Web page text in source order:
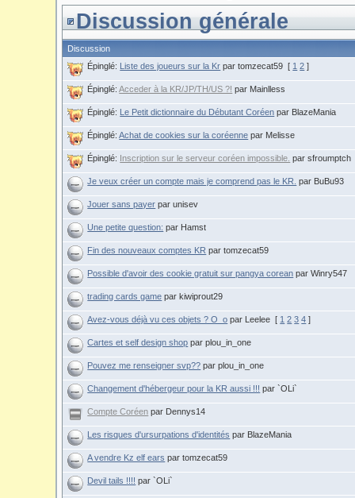
Discussion générale
Discussion
Épinglé: Liste des joueurs sur la Kr par tomzecat59 [ 1 2 ]
Épinglé:Acceder à la KR/JP/TH/US ?! par Mainlless
Épinglé: Le Petit dictionnaire du Débutant Coréen par BlazeMania
Épinglé:Achat de cookies sur la coréenne par Melisse
Épinglé: Inscription sur le serveur coréen impossible. par sfroumptch
Je veux créer un compte mais je comprend pas le KR. par BuBu93
Jouer sans payer par unisev
Une petite question: par Hamst
Fin des nouveaux comptes KR par tomzecat59
Possible d'avoir des cookie gratuit sur pangya corean par Winry547
trading cards game par kiwiprout29
Avez-vous déjà vu ces objets ? O_o par Leelee [ 1 2 3 4 ]
Cartes et self design shop par plou_in_one
Pouvez me renseigner svp?? par plou_in_one
Changement d'hébergeur pour la KR aussi !!! par `OLi`
Compte Coréen par Dennys14
Les risques d'ursurpations d'identités par BlazeMania
A vendre Kz elf ears par tomzecat59
Devil tails !!!! par `OLi`